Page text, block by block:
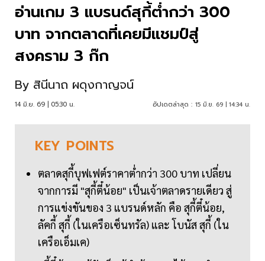
อ่านเกม 3 แบรนด์สุกี้ต่ำกว่า 300
บาท จากตลาดที่เคยมีแชมป์สู่
สงคราม 3 ก๊ก
By สินีนาถ ผดุงกาญจน์
14 มิ.ย. 69 | 05:30 น. อัปเดตล่าสุด : 15 มิ.ย. 69 | 14:34 น.
KEY POINTS
ตลาดสุกี้บุฟเฟต์ราคาต่ำกว่า 300 บาท เปลี่ยน
จากการมี "สุกี้ตี๋น้อย" เป็นเจ้าตลาดรายเดียว สู่
การแข่งขันของ 3 แบรนด์หลัก คือ สุกี้ตี๋น้อย,
ลัคกี้ สุกี้ (ในเครือเซ็นทรัล) และ โบนัส สุกี้ (ใน
เครือเอ็มเค)